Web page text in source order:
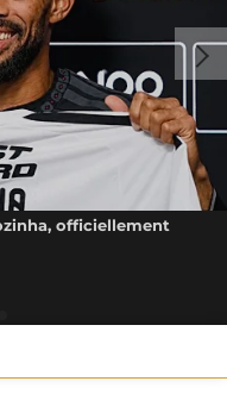
officiellement